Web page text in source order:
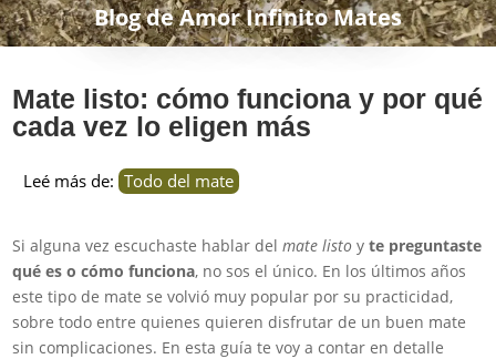
Blog de Amor Infinito Mates
Mate listo: cómo funciona y por qué
cada vez lo eligen más
Leé más de: Todo del mate
Si alguna vez escuchaste hablar delmate listo yte preguntaste
qué es o cómo funciona, no sos el único. En los últimos años
este tipo de mate se volvió muy popular por su practicidad,
sobre todo entre quienes quieren disfrutar de un buen mate
sin complicaciones. En esta guía te voy a contar en detalle